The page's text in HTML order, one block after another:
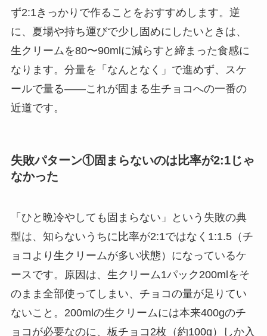
ず2:1きっかりで作ることをおすすめします。逆
に、夏場や持ち運びで少し固めにしたいときは、
生クリームを80〜90mlに減らすと締まった食感に
なります。分量を「なんとなく」で進めず、スケ
ールで量る——これが固まる生チョコへの一番の
近道です。
失敗パターン①固まらないのは比率が2:1じゃ
なかった
「ひと晩冷やしても固まらない」という失敗の典
型は、知らないうちに比率が2:1ではなく1:1.5（チ
ョコより生クリームが多い状態）になっているケ
ースです。原因は、生クリーム1パック200mlをそ
のまま全部使ってしまい、チョコの量が足りてい
ないこと。200mlの生クリームには本来400gのチ
ョコが必要なのに、板チョコ2枚（約100g）しか入